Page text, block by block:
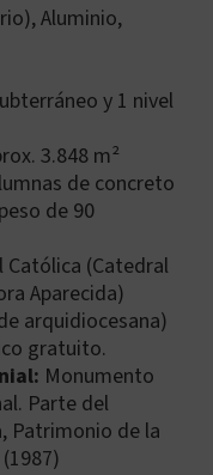
Aluminio,
y 1 nivel
3.848 m²
de concreto
de 90
Católica (Catedral
Aparecida)
arquidiocesana)
gratuito.
Monumento
Parte del
Patrimonio de la